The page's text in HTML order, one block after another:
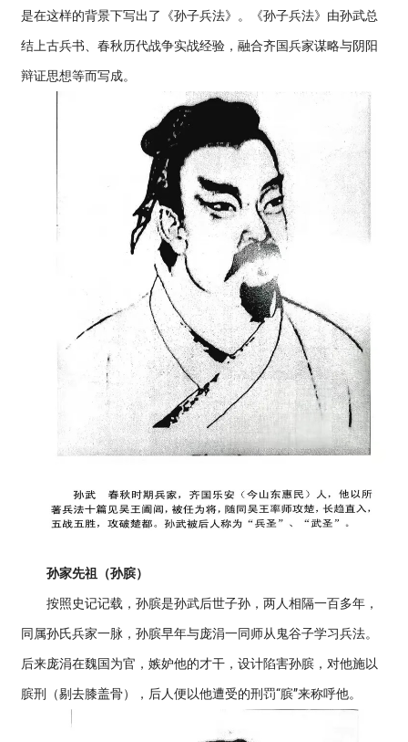
是在这样的背景下写出了《孙子兵法》。《孙子兵法》由孙武总
结上古兵书、春秋历代战争实战经验，融合齐国兵家谋略与阴阳
辩证思想等而写成。
孙家先祖（孙膑）
按照史记记载，孙膑是孙武后世子孙，两人相隔一百多年，
同属孙氏兵家一脉，孙膑早年与庞涓一同师从鬼谷子学习兵法。
后来庞涓在魏国为官，嫉妒他的才干，设计陷害孙膑，对他施以
膑刑（剔去膝盖骨），后人便以他遭受的刑罚“膑”来称呼他。